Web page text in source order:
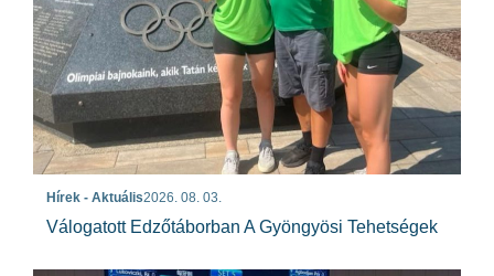
Hírek - Aktuális2026. 08. 03.
Válogatott Edzőtáborban A Gyöngyösi Tehetségek